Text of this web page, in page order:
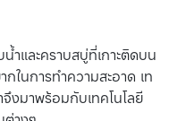
และคราบสบู่ที่เกาะติดบน
กในการทำความสะอาด เท
งมาพร้อมกับเทคโนโลยี